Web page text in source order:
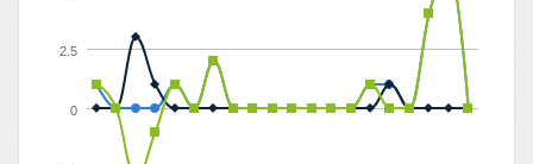
0
2.5